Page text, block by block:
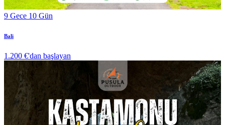
9 Gece 10 Gün
Bali
1.200 €'dan başlayan